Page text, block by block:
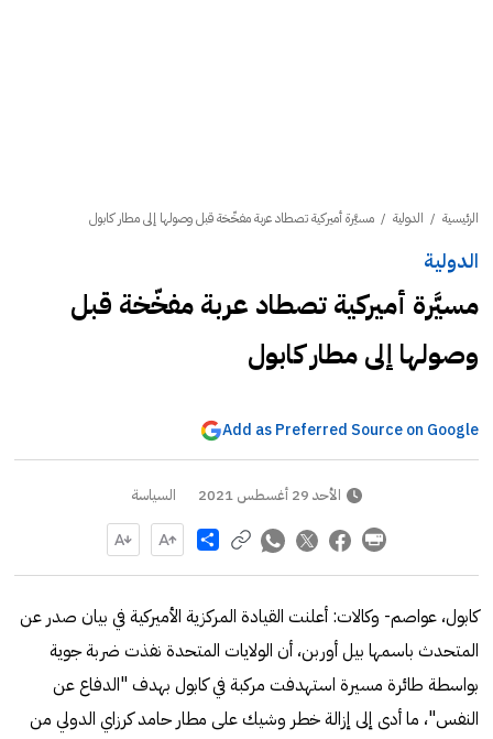
الرئيسية / الدولية / مسيَّرة أميركية تصطاد عربة مفخّخة قبل وصولها إلى مطار كابول
الدولية
مسيَّرة أميركية تصطاد عربة مفخّخة قبل
وصولها إلى مطار كابول
Add as Preferred Source on Google
الأحد 29 أغسطس 2021 السياسة
Share
كابول، عواصم- وكالات: أعلنت القيادة المركزية الأميركية في بيان صدر عن
المتحدث باسمها بيل أوربن، أن الولايات المتحدة نفذت ضربة جوية
بواسطة طائرة مسيرة استهدفت مركبة في كابول بهدف "الدفاع عن
النفس"، ما أدى إلى إزالة خطر وشيك على مطار حامد كرزاي الدولي من